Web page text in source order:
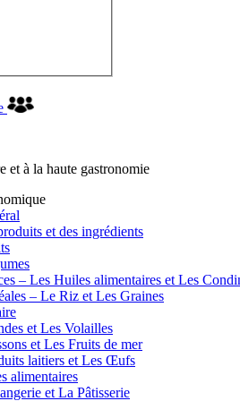
et à la haute gastronomie
et des ingrédients
– Les Huiles alimentaires et Les
– Le Riz et Les Graines
et Les Volailles
et Les Fruits de mer
laitiers et Les Œufs
alimentaires
et La Pâtisserie